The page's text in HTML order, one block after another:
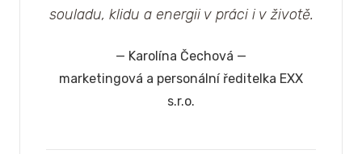
souladu, klidu a energii v práci i v životě.
— Karolína Čechová —
marketingová a personální ředitelka EXX
s.r.o.